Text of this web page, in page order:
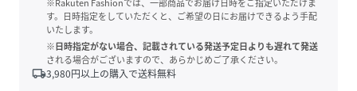
す。日時指定をしていただくと、ご希望の日にお届けできるよう手配
いたします。
※日時指定がない場合、記載されている発送予定日よりも遅れて発送
される場合がございますので、あらかじめご了承ください。
local_shipping3,980円以上の購入で送料無料